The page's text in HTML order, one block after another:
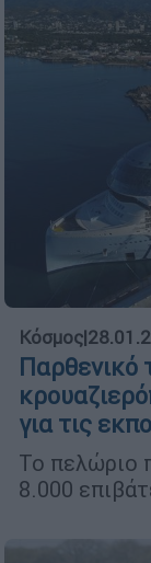
Κόσμος|
Παρθενικό
για τις
Το πελώριο
8.000